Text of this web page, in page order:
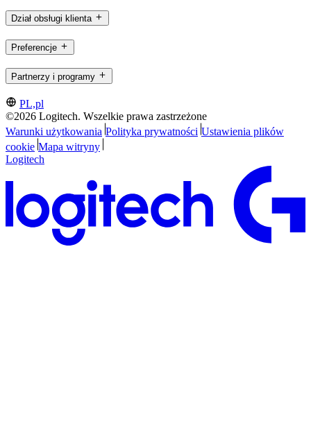
Dział obsługi klienta
Preferencje
Partnerzy i programy
PL,pl
©2026 Logitech. Wszelkie prawa zastrzeżone
Warunki użytkowania Polityka prywatności Ustawienia plików
cookie Mapa witryny
Logitech